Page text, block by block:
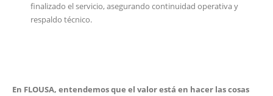
finalizado el servicio, asegurando continuidad operativa y
respaldo técnico.
En FLOUSA, entendemos que el valor está en hacer las cosas